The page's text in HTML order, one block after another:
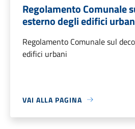
Regolamento Comunale
esterno degli edifici
Regolamento Comunale sul
edifici urbani
VAI ALLA PAGINA